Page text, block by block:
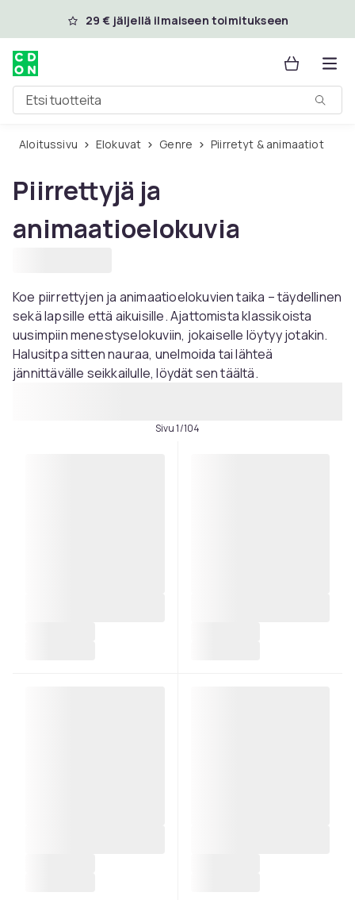
Ohita ja siirry pääsisältöön
29 € jäljellä ilmaiseen toimitukseen
Etsi tuotteita
Aloitussivu Elokuvat Genre Piirretyt & animaatiot
Piirrettyjä ja
animaatioelokuvia
Koe piirrettyjen ja animaatioelokuvien taika – täydellinen
sekä lapsille että aikuisille. Ajattomista klassikoista
uusimpiin menestyselokuviin, jokaiselle löytyy jotakin.
Halusitpa sitten nauraa, unelmoida tai lähteä
jännittävälle seikkailulle, löydät sen täältä.
Sivu 1/104